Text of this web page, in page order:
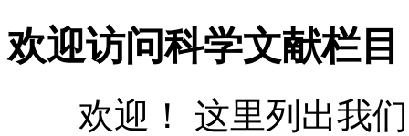
欢迎访问科学文献栏目
欢迎！ 这里列出我们